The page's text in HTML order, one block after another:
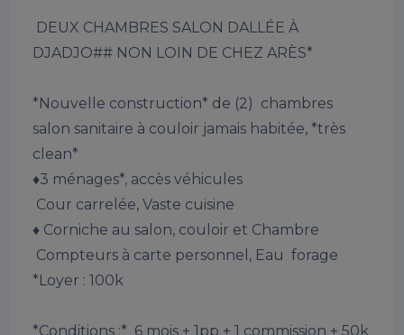
DJADJO## NON LOIN DE CHEZ ARÈS*
*Nouvelle construction* de (2)  chambres
salon sanitaire à couloir jamais habitée, *très
clean*
♦️3 ménages*, accès véhicules
♦️ Corniche au salon, couloir et Chambre
*Loyer : 100k
*Conditions :*  6 mois + 1pp + 1 commission + 50k